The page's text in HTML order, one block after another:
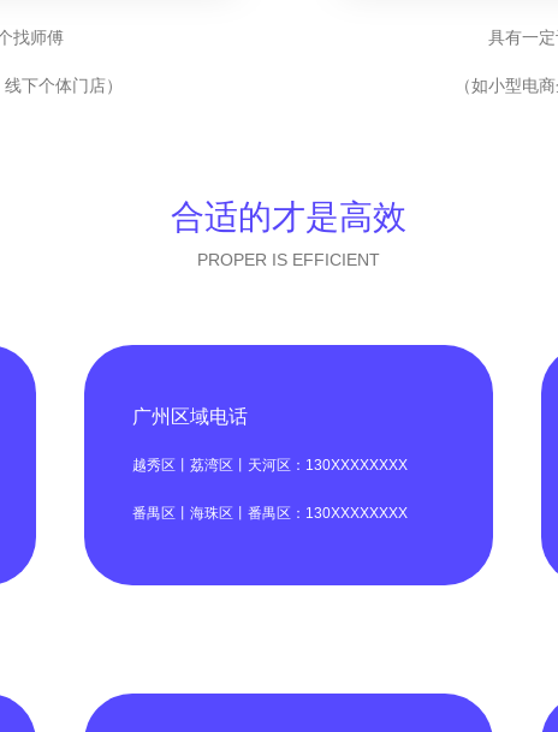
找师傅
下个体门店）
具有一
（如小型电
合适的才是高效
PROPER IS EFFICIENT
广州区域电话
越秀区丨荔湾区丨天河区：130XXXXXXXX
番禺区丨海珠区丨番禺区：130XXXXXXXX